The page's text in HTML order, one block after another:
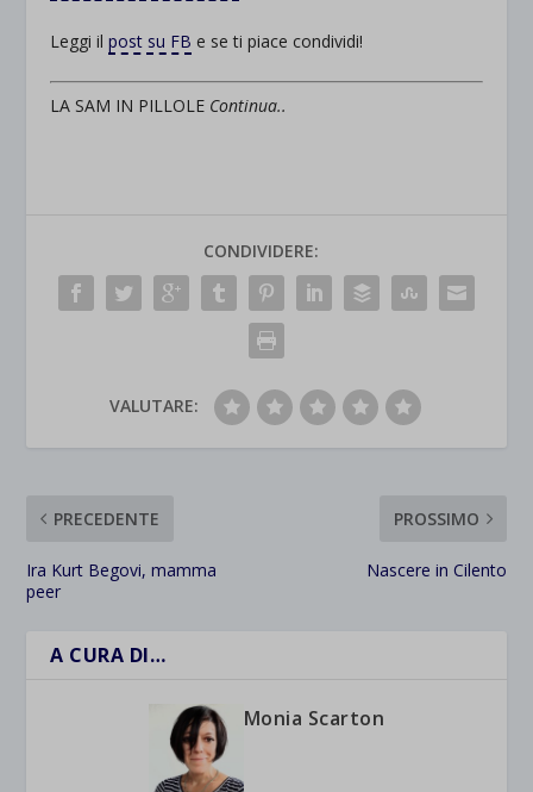
Leggi ilpost su FB e se ti piace condividi!
LA SAM IN PILLOLE Continua..
CONDIVIDERE:
VALUTARE:
PRECEDENTE
Ira Kurt Begovi, mamma
peer
PROSSIMO
Nascere in Cilento
A CURA DI…
Monia Scarton